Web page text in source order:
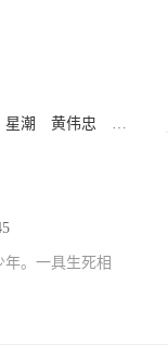
星潮 黄伟忠 张加麒
。一具生死相